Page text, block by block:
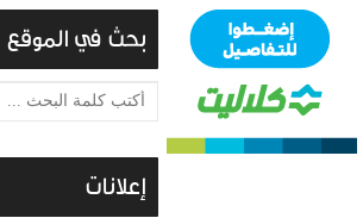
بحث في الموقع
أكتب كلمة البحث ...
إعلانات